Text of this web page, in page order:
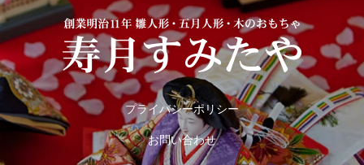
プライバシーポリシー
お問い合わせ